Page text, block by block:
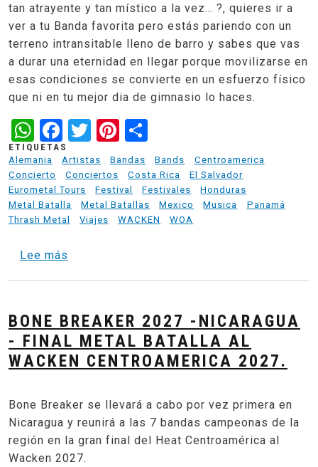
tan atrayente y tan místico a la vez… ?, quieres ir a
ver a tu Banda favorita pero estás pariendo con un
terreno intransitable lleno de barro y sabes que vas
a durar una eternidad en llegar porque movilizarse en
esas condiciones se convierte en un esfuerzo físico
que ni en tu mejor dia de gimnasio lo haces.
WhatsApp
Facebook
TwitterPinterest
ETIQUETAS
Alemania
Artistas Bandas Bands
Centroamerica
Concierto
Conciertos Costa Rica
El Salvador
Eurometal Tours
Festival Festivales
Honduras
Metal Batalla
Metal Batallas Mexico Musica
Panamá
Thrash Metal
Viajes WACKEN WOA
Lee más
BONE BREAKER 2027 -NICARAGUA
- FINAL METAL BATALLA AL
WACKEN CENTROAMERICA 2027.
Bone Breaker se llevará a cabo por vez primera en
Nicaragua y reunirá a las 7 bandas campeonas de la
región en la gran final del Heat Centroamérica al
Wacken 2027.